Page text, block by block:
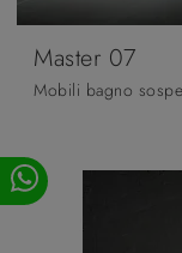
Master 07